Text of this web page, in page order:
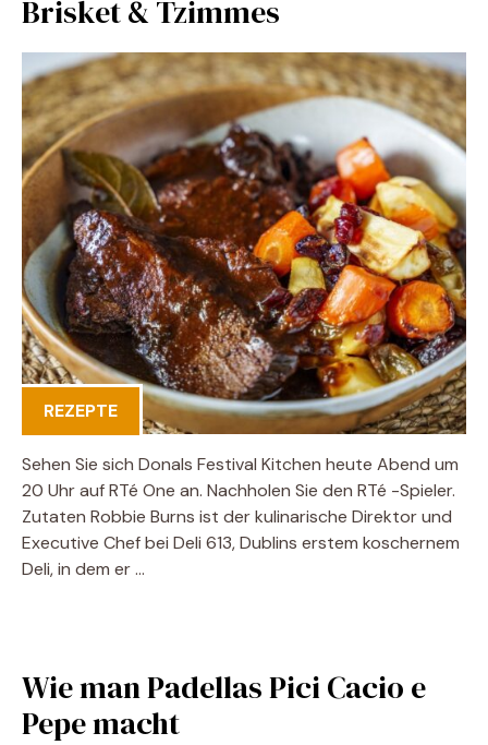
Brisket & Tzimmes
REZEPTE
Sehen Sie sich Donals Festival Kitchen heute Abend um
20 Uhr auf RTé One an. Nachholen Sie den RTé -Spieler.
Zutaten Robbie Burns ist der kulinarische Direktor und
Executive Chef bei Deli 613, Dublins erstem koschernem
Deli, in dem er …
Wie man Padellas Pici Cacio e
Pepe macht